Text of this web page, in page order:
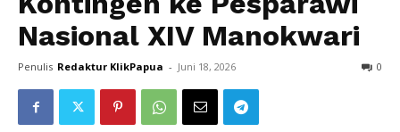
Nasional XIV Manokwari
Penulis Redaktur KlikPapua - Juni 18, 2026 0